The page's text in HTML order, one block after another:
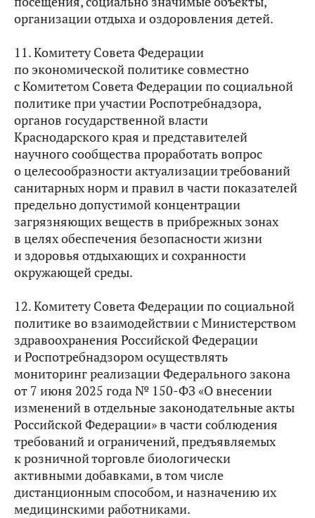
организации отдыха и оздоровления детей.
11. Комитету Совета Федерации
по экономической политике совместно
с Комитетом Совета Федерации по социальной
политике при участии Роспотребнадзора,
органов государственной власти
Краснодарского края и представителей
научного сообщества проработать вопрос
о целесообразности актуализации требований
санитарных норм и правил в части показателей
предельно допустимой концентрации
загрязняющих веществ в прибрежных зонах
в целях обеспечения безопасности жизни
и здоровья отдыхающих и сохранности
окружающей среды.
12. Комитету Совета Федерации по социальной
политике во взаимодействии с Министерством
здравоохранения Российской Федерации
и Роспотребнадзором осуществлять
мониторинг реализации Федерального закона
от 7 июня 2025 года № 150-ФЗ «О внесении
изменений в отдельные законодательные акты
Российской Федерации» в части соблюдения
требований и ограничений, предъявляемых
к розничной торговле биологически
активными добавками, в том числе
дистанционным способом, и назначению их
медицинскими работниками.